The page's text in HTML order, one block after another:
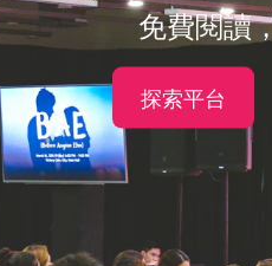
免費閱讀
探索平台